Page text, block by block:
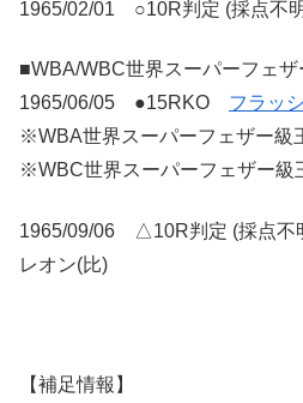
1965/02/01 ○10R判定 (採点不
■WBA/WBC世界スーパーフェ
1965/06/05 ●15RKO フラッ
※WBA世界スーパーフェザー級
※WBC世界スーパーフェザー級
1965/09/06 △10R判定 (採点不
レオン(比)
【補足情報】